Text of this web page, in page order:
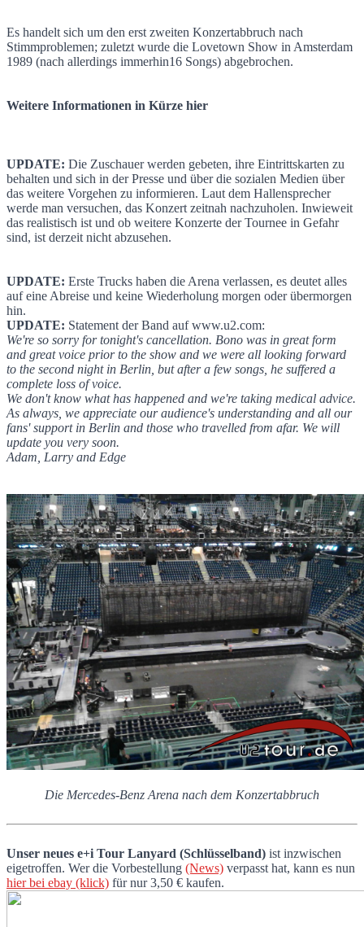
Es handelt sich um den erst zweiten Konzertabbruch nach
Stimmproblemen; zuletzt wurde die Lovetown Show in Amsterdam
1989 (nach allerdings immerhin16 Songs) abgebrochen.
Weitere Informationen in Kürze hier
UPDATE: Die Zuschauer werden gebeten, ihre Eintrittskarten zu
behalten und sich in der Presse und über die sozialen Medien über
das weitere Vorgehen zu informieren. Laut dem Hallensprecher
werde man versuchen, das Konzert zeitnah nachzuholen. Inwieweit
das realistisch ist und ob weitere Konzerte der Tournee in Gefahr
sind, ist derzeit nicht abzusehen.
UPDATE: Erste Trucks haben die Arena verlassen, es deutet alles
auf eine Abreise und keine Wiederholung morgen oder übermorgen
hin.
UPDATE: Statement der Band auf www.u2.com:
We're so sorry for tonight's cancellation. Bono was in great form
and great voice prior to the show and we were all looking forward
to the second night in Berlin, but after a few songs, he suffered a
complete loss of voice.
We don't know what has happened and we're taking medical advice.
As always, we appreciate our audience's understanding and all our
fans' support in Berlin and those who travelled from afar. We will
update you very soon.
Adam, Larry and Edge
Die Mercedes-Benz Arena nach dem Konzertabbruch
Unser neues e+i Tour Lanyard (Schlüsselband) ist inzwischen
eigetroffen. Wer die Vorbestellung (News) verpasst hat, kann es nun
hier bei ebay (klick) für nur 3,50 € kaufen.